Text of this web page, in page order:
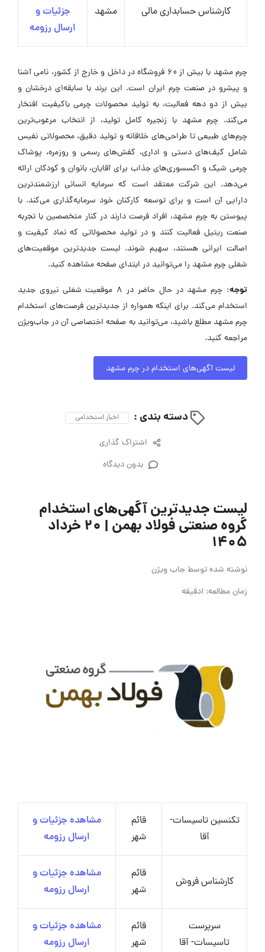
کارشناس حسابداری مالی مشهد
جزئیات و
ارسال رزومه
چرم مشهد با بیش از 60 فروشگاه در داخل و خارج از کشور، نامی آشنا
و پیشرو در صنعت چرم ایران است. این برند با سابقه‌ای درخشان و
بیش از دو دهه فعالیت، به تولید محصولات چرمی باکیفیت افتخار
می‌کند. چرم مشهد با زنجیره کامل تولید، از انتخاب مرغوب‌ترین
چرم‌های طبیعی تا طراحی‌های خلاقانه و تولید دقیق، محصولاتی نفیس
شامل کیف‌های دستی و اداری، کفش‌های رسمی و روزمره، پوشاک
چرمی شیک و اکسسوری‌های جذاب برای آقایان، بانوان و کودکان ارائه
می‌دهد. این شرکت معتقد است که سرمایه انسانی ارزشمندترین
دارایی آن است و برای توسعه کارکنان خود سرمایه‌گذاری می‌کند. با
پیوستن به چرم مشهد، افراد فرصت دارند در کنار متخصصین با تجربه
صنعت ریتیل فعالیت کنند و در تولید محصولاتی که نماد کیفیت و
اصالت ایرانی هستند، سهیم شوند. لیست جدیدترین موقعیت‌های
شغلی چرم مشهد را می‌توانید در ابتدای صفحه مشاهده کنید.
توجه:
چرم مشهد در حال حاضر در ۸ موقعیت شغلی نیروی جدید
استخدام می‌کند. برای اینکه همواره از جدیدترین فرصت‌های استخدام
چرم مشهد مطلع باشید، می‌توانید به صفحه اختصاصی آن در جاب‌ویژن
مراجعه کنید.
لیست آگهی‌های استخدام در چرم مشهد
دسته بندی : اخبار استخدامی
اشتراک گذاری
بدون دیدگاه
لیست جدیدترین آگهی‌های استخدام
گروه صنعتی فولاد بهمن | ۲۰ خرداد
۱۴۰۵
نوشته شده توسطجاب ویژن
زمان مطالعه: 1دقیقه
تکنسین تاسیسات-
آقا
قائم
شهر
مشاهده جزئیات و
ارسال رزومه
کارشناس فروش
قائم
شهر
مشاهده جزئیات و
ارسال رزومه
سرپرست
تاسیسات- آقا
قائم
شهر
مشاهده جزئیات و
ارسال رزومه